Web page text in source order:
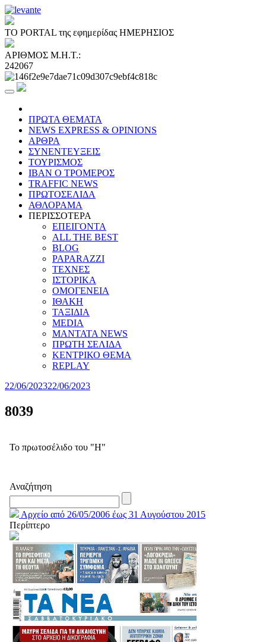
ΤΟ PORTAL της εφημερίδας ΗΜΕΡΗΣΙΟΣ
ΑΡΙΘΜΟΣ Μ.Η.Τ.:
242067
ΠΡΩΤΑ ΘΕΜΑΤΑ
NEWS EXPRESS & OPINIONS
ΑΡΘΡΑ
ΣΥΝΕΝΤΕΥΞΕΙΣ
ΤΟΥΡΙΣΜΟΣ
ΙΒΑΝ Ο ΤΡΟΜΕΡΟΣ
TRAFFIC NEWS
ΠΡΩΤΟΣΕΛΙΔΑ
ΑΘΛΟΡΑΜΑ
ΠΕΡΙΣΣΟΤΕΡΑ
ΕΠΕΙΓΟΝΤΑ
ALL THE BEST
BLOG
PAPARAZZI
ΤΕΧΝΕΣ
ΙΣΤΟΡΙΚΑ
ΟΜΟΓΕΝΕΙΑ
ΙΘΑΚΗ
ΤΑΞΙΔΙΑ
MEDIA
MANTATA NEWS
ΠΡΩΤΗ ΣΕΛΙΔΑ
ΚΕΝΤΡΙΚΟ ΘΕΜΑ
REPLAY
22/06/202322/06/2023
8039
Το πρωτοσέλιδο του "Η"
Αναζήτηση
Αρχείο από 26/05/2006 έως 31 Αυγούστου 2015
Περίπτερο